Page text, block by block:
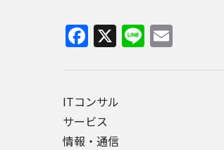
Facebook
X LineEmail
ITコンサル
サービス
情報・通信